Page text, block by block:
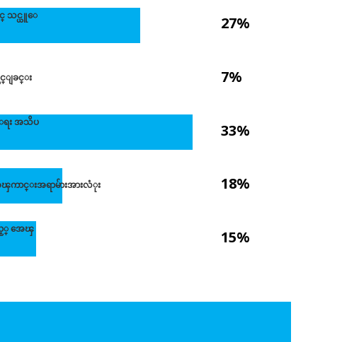
27%
7%
33%
18%
15%
င္ သင္ယူေ
ျခင္း
ရး အသိပ
ာင္းအရာမ်ားအားလံုး
အေၾ